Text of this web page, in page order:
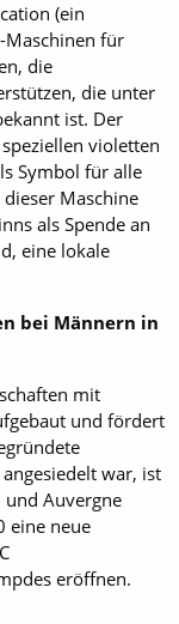
(ein
Maschinen für
die
die unter
ist. Der
violetten
Symbol für alle
Maschine
als Spende an
eine lokale
bei Männern in
mit
und fördert
war, ist
Auvergne
eine neue
eröffnen.